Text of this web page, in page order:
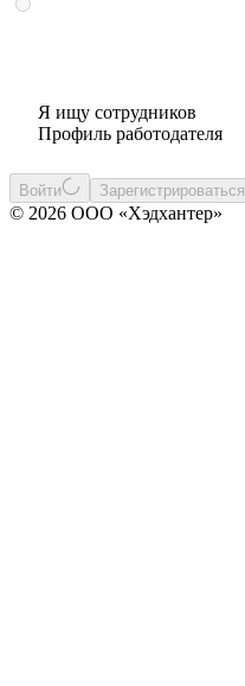
Я ищу сотрудников
Профиль работодателя
Войти Зарегистрироваться
© 2026 ООО «Хэдхантер»